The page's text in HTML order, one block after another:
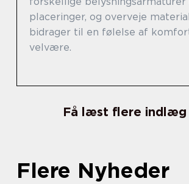
placeringer, og overveje
bidrager til en følelse af
velvære.
Få læst flere indlæg
Flere Nyheder